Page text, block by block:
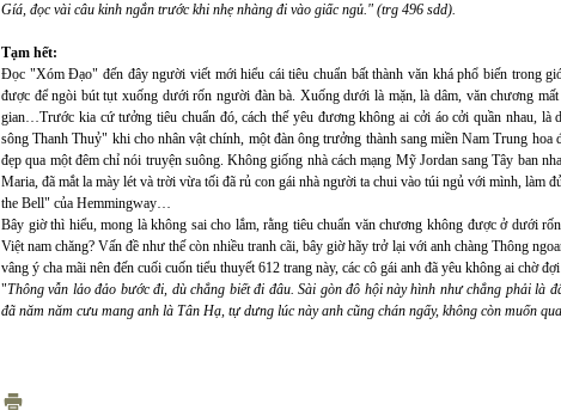
Gíá, đọc vài câu kinh ngắn trước khi nhẹ nhàng đi vào giấc ngủ." (trg 496 sdd).
Tạm hết:
Đọc "Xóm Đạo" đến đây người viết mới hiểu cái tiêu chuẩn bất thành văn khá phổ biến trong
được để ngòi bút tụt xuống dưới rốn người đàn bà. Xuống dưới là mặn, là dâm, văn chương
gian…Trước kia cứ tưởng tiêu chuẩn đó, cách thế yêu đương không ai cởi áo cởi quần nhau,
sông Thanh Thuỷ" khi cho nhân vật chính, một đàn ông trưởng thành sang miền Nam Trung hoa
đẹp qua một đêm chỉ nói truyện suông. Không giống nhà cách mạng Mỹ Jordan sang Tây ban
Maria, đã mắt la mày lét và trời vừa tối đã rủ con gái nhà người ta chui vào túi ngủ với mình, làm
the Bell" của Hemmingway…
Bây giờ thì hiểu, mong là không sai cho lắm, rằng tiêu chuẩn văn chương không được ở dưới
Việt nam chăng? Vấn đề như thế còn nhiều tranh cãi, bây giờ hãy trở lại với anh chàng Thông
vâng ý cha mãi nên đến cuối cuốn tiểu thuyết 612 trang này, các cô gái anh đã yêu không ai chờ
"Thông vẫn lảo đảo bước đi, dù chẳng biết đi đâu. Sài gòn đô hội này hình như chẳng phải là
đã năm năm cưu mang anh là Tân Hạ, tự dưng lúc này anh cũng chán ngấy, không còn muốn